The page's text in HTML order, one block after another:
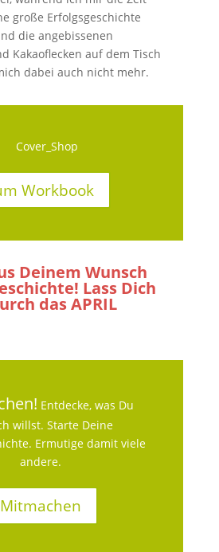
große Erfolgsgeschichte
die angebissenen
Kakaoflecken auf dem Tisch
dabei auch nicht mehr.
Workbook
Deinem Wunsch
Lass Dich
das APRIL
Entdecke, was Du
willst. Starte Deine
Ermutige damit viele
andere.
Mitmachen